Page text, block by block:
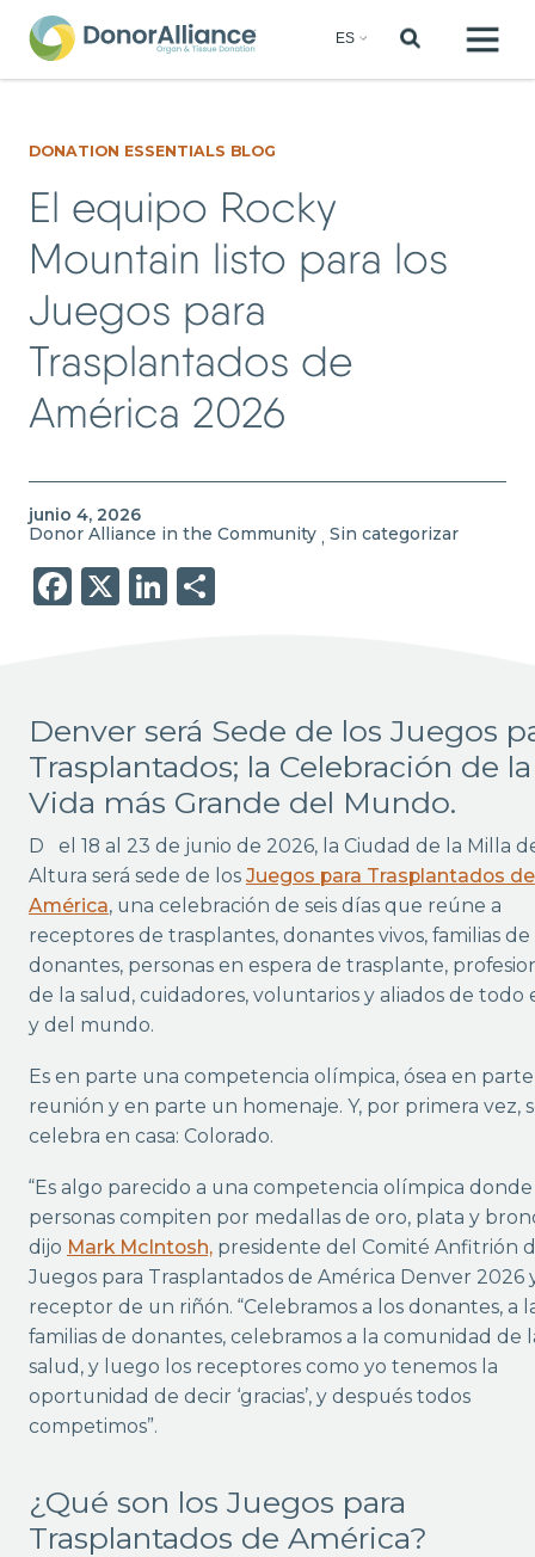
DONATION ESSENTIALS BLOG
El equipo Rocky
Mountain listo para los
Juegos para
Trasplantados de
América 2026
junio 4, 2026
Donor Alliance in the Community , Sin categorizar
Facebook
X LinkedIn
Share
Denver será Sede de los Juegos
Trasplantados; la Celebración de la
Vida más Grande del Mundo.
Del 18 al 23 de junio de 2026, la Ciudad de la Milla de
Altura será sede de los Juegos para Trasplantados de
América, una celebración de seis días que reúne a
receptores de trasplantes, donantes vivos, familias de
donantes, personas en espera de trasplante,
de la salud, cuidadores, voluntarios y aliados de todo
y del mundo.
Es en parte una competencia olímpica, ósea en
reunión y en parte un homenaje. Y, por primera vez,
celebra en casa: Colorado.
“Es algo parecido a una competencia olímpica donde
personas compiten por medallas de oro, plata y
dijo Mark McIntosh,presidente del Comité Anfitrión
Juegos para Trasplantados de América Denver 2026
receptor de un riñón. “Celebramos a los donantes, a
familias de donantes, celebramos a la comunidad de
salud, y luego los receptores como yo tenemos la
oportunidad de decir ‘gracias’, y después todos
competimos”.
¿Qué son los Juegos para
Trasplantados de América?